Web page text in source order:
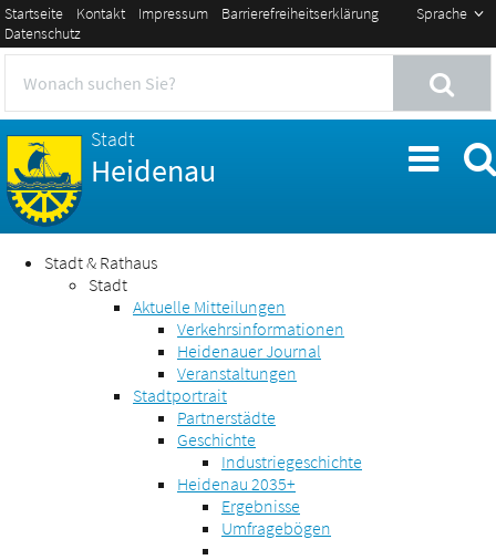
Sprache
Startseite Kontakt Impressum
Barrierefreiheitserklärung
Datenschutz
Stadt
Heidenau
Stadt & Rathaus
Stadt
Aktuelle Mitteilungen
Verkehrsinformationen
Heidenauer Journal
Veranstaltungen
Stadtportrait
Partnerstädte
Geschichte
Industriegeschichte
Heidenau 2035+
Ergebnisse
Umfragebögen